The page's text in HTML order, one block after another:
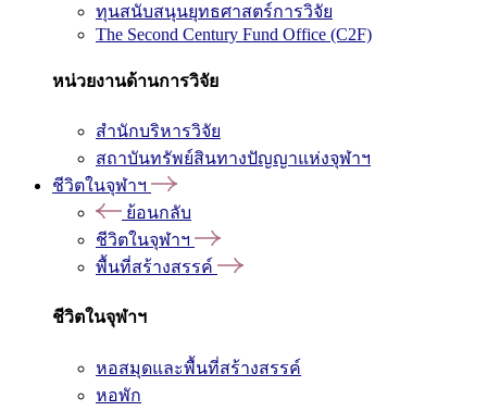
ทุนสนับสนุนยุทธศาสตร์การวิจัย
The Second Century Fund Office (C2F)
หน่วยงานด้านการวิจัย
สำนักบริหารวิจัย
สถาบันทรัพย์สินทางปัญญาแห่งจุฬาฯ
ชีวิตในจุฬาฯ
ย้อนกลับ
ชีวิตในจุฬาฯ
พื้นที่สร้างสรรค์
ชีวิตในจุฬาฯ
หอสมุดและพื้นที่สร้างสรรค์
หอพัก